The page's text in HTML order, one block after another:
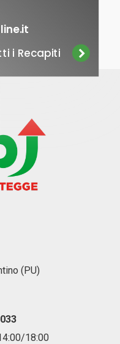
i Recapiti
(PU)
18:00